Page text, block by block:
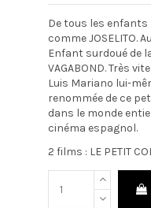
De tous les enfants
comme JOSELITO.
Enfant surdoué de
VAGABOND. Très
Luis Mariano lui-
renommée de ce
dans le monde
cinéma espagnol.
2 films : LE PETIT